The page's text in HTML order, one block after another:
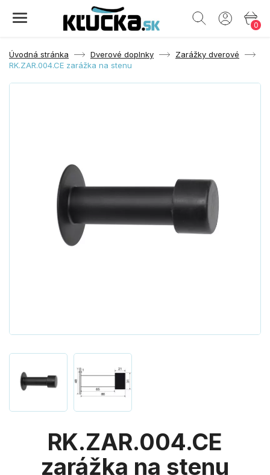
0
Úvodná stránka Dverové doplnky
Zarážky dverové
RK.ZAR.004.CE zarážka na stenu
RK.ZAR.004.CE
zarážka na stenu